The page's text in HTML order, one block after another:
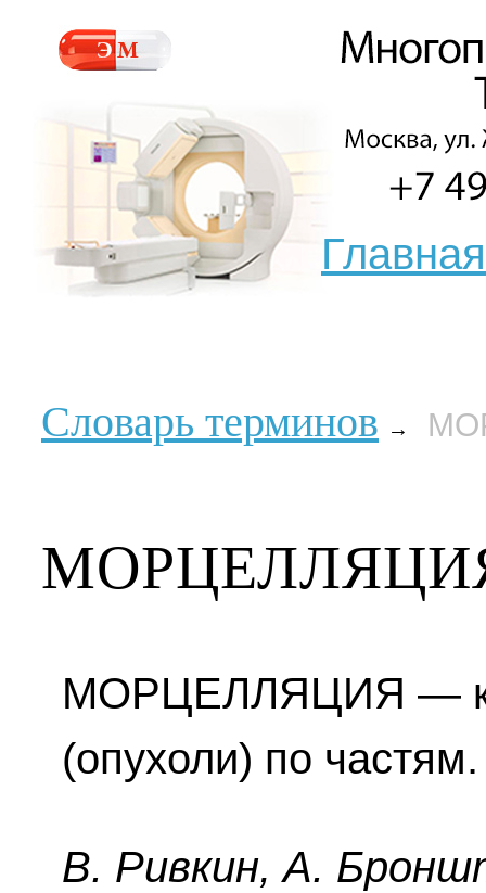
Главная
Словарь терминов →
МОРЦЕЛЛЯЦИЯ —
(опухоли) по частям.
B. Pивкин, A.